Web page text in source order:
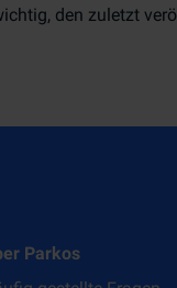
den zuletzt
Parkos